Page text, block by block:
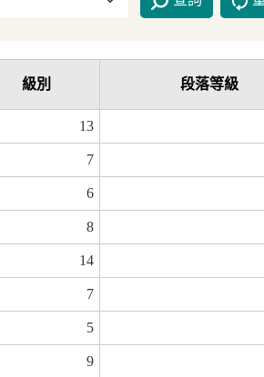
級別 段落等級
13
7
6
8
14
7
5
9